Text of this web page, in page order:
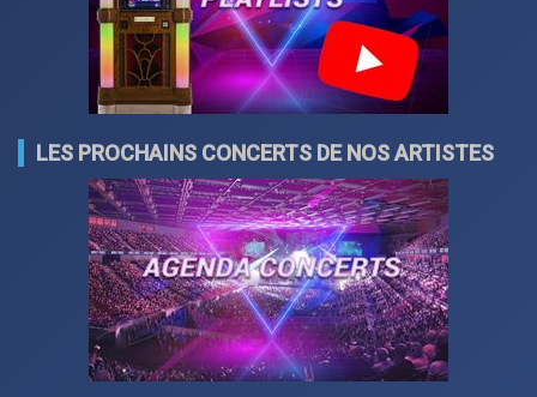
LES PROCHAINS CONCERTS DE NOS ARTISTES